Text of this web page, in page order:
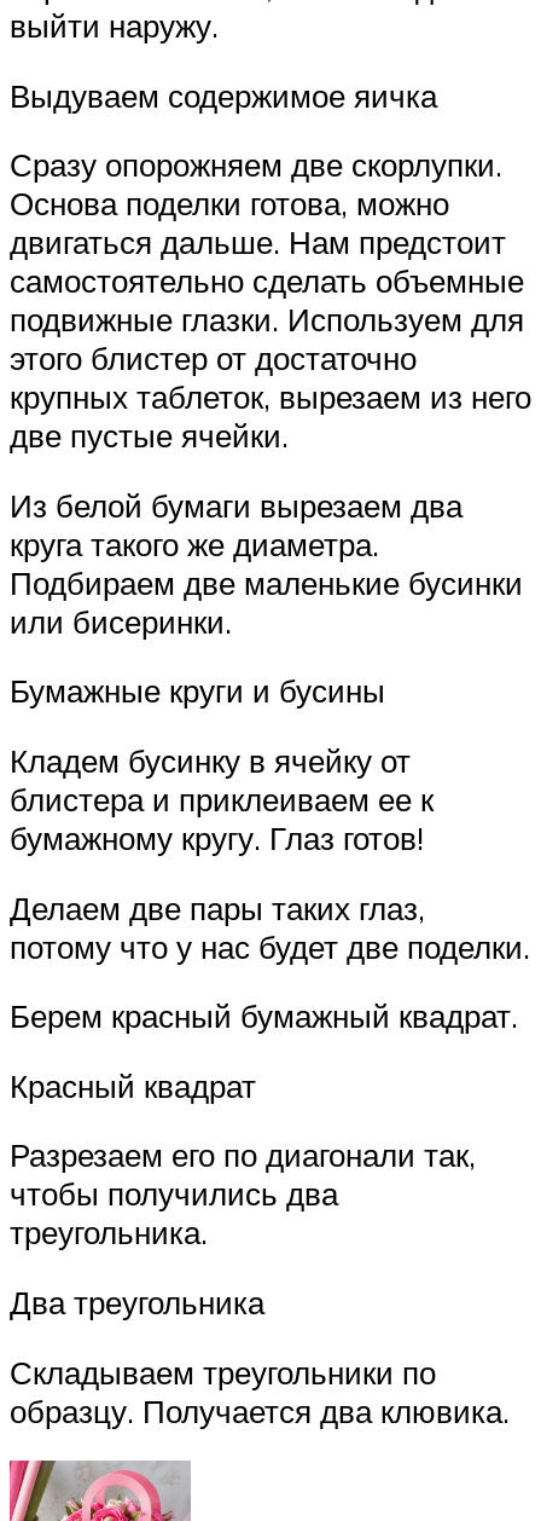
выйти наружу.
Выдуваем содержимое яичка
Сразу опорожняем две скорлупки.
Основа поделки готова, можно
двигаться дальше. Нам предстоит
самостоятельно сделать объемные
подвижные глазки. Используем для
этого блистер от достаточно
крупных таблеток, вырезаем из него
две пустые ячейки.
Из белой бумаги вырезаем два
круга такого же диаметра.
Подбираем две маленькие бусинки
или бисеринки.
Бумажные круги и бусины
Кладем бусинку в ячейку от
блистера и приклеиваем ее к
бумажному кругу. Глаз готов!
Делаем две пары таких глаз,
потому что у нас будет две поделки.
Берем красный бумажный квадрат.
Красный квадрат
Разрезаем его по диагонали так,
чтобы получились два
треугольника.
Два треугольника
Складываем треугольники по
образцу. Получается два клювика.